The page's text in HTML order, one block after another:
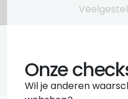
Onze
Wil je anderen